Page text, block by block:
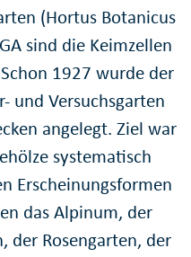
(Hortus Botanicus
sind die Keimzellen
1927 wurde der
und Versuchsgarten
angelegt. Ziel war
systematisch
Erscheinungsformen
das Alpinum, der
der Rosengarten, der